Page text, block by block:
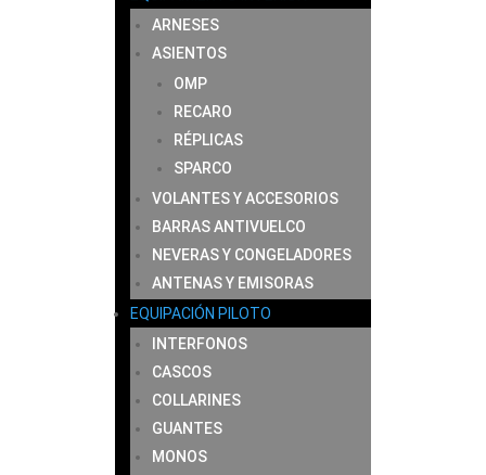
ARNESES
ASIENTOS
OMP
RECARO
RÉPLICAS
SPARCO
VOLANTES Y ACCESORIOS
BARRAS ANTIVUELCO
NEVERAS Y CONGELADORES
ANTENAS Y EMISORAS
EQUIPACIÓN PILOTO
INTERFONOS
CASCOS
COLLARINES
GUANTES
MONOS